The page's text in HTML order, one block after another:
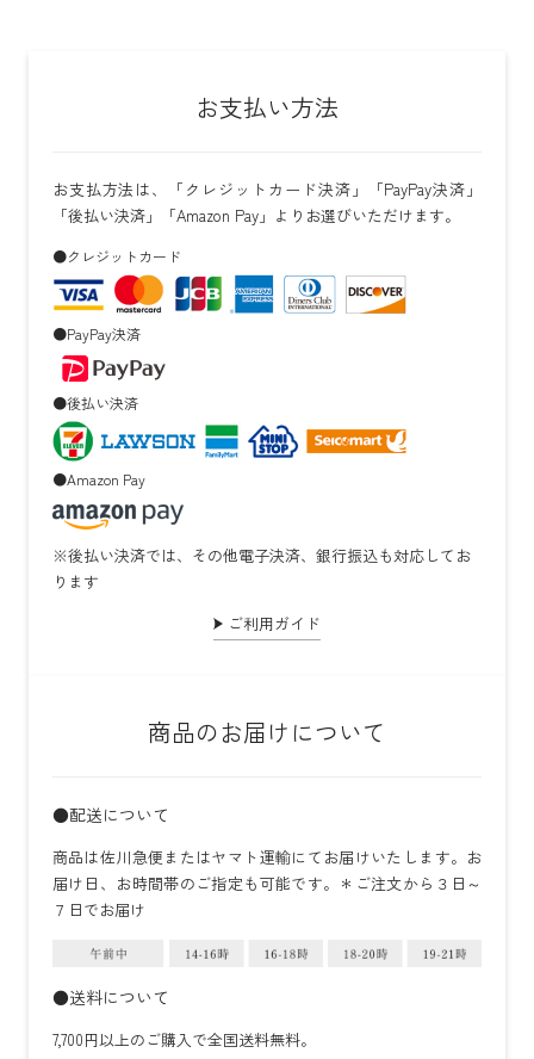
お支払い方法
お支払方法は、「クレジットカード決済」「PayPay決済」
「後払い決済」「Amazon Pay」よりお選びいただけます。
●クレジットカード
●PayPay決済
●後払い決済
●Amazon Pay
※後払い決済では、その他電子決済、銀行振込も対応してお
ります
ご利用ガイド
商品のお届けについて
●配送について
商品は佐川急便またはヤマト運輸にてお届けいたします。お
届け日、お時間帯のご指定も可能です。＊ご注文から３日～
７日でお届け
●送料について
7,700円以上のご購入で全国送料無料。